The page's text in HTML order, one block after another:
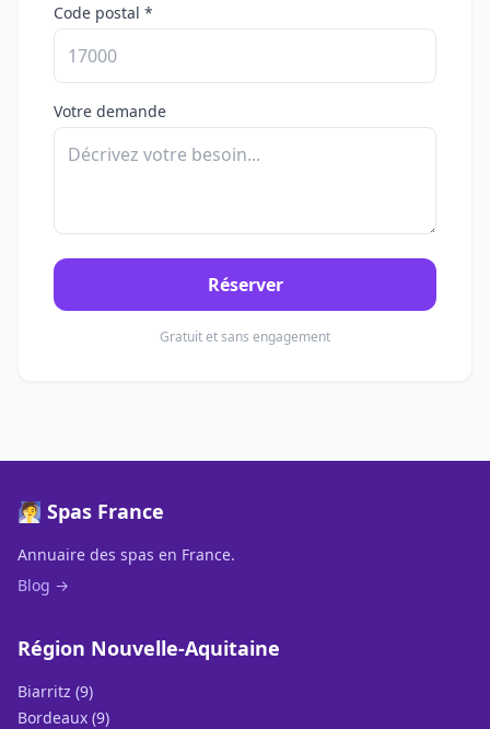
Code postal *
Votre demande
Réserver
Gratuit et sans engagement
🧖 Spas France
Annuaire des spas en France.
Blog →
Région Nouvelle-Aquitaine
Biarritz (9)
Bordeaux (9)